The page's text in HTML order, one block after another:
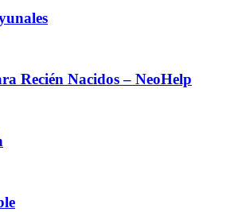
Recién Nacidos – NeoHelp